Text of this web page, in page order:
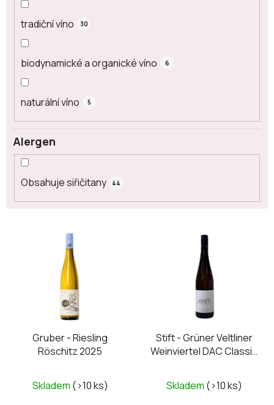
tradiční víno 30
biodynamické a organické víno 6
naturální víno 5
Alergen
Obsahuje siřičitany 44
Gruber - Riesling
Röschitz 2025
Skladem (>10 ks)
Stift - Grüner Veltliner
Weinviertel DAC Classic
Skladem (>10 ks)